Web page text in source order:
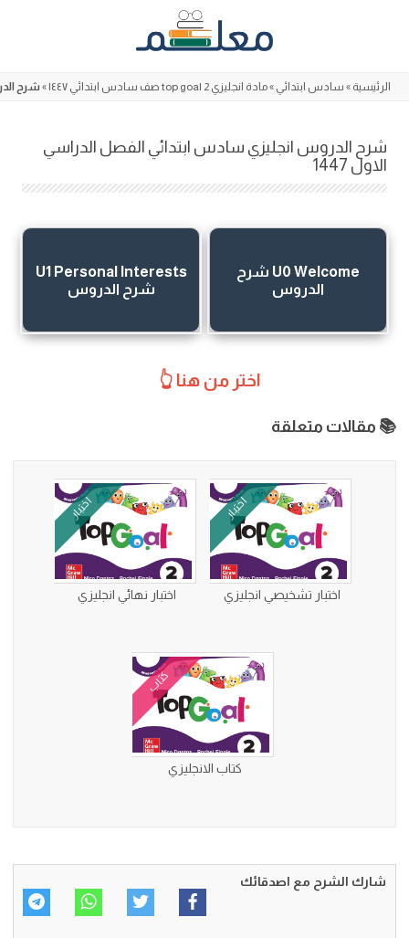
الرئيسية » سادس ابتدائي »مادة انجليزي top goal 2 صف سادس ابتدائي ١٤٤٧ » شرح
شرح الدروس انجليزي سادس ابتدائي الفصل الدراسي
الاول 1447
U0 Welcome شرح
الدروس
U1 Personal Interests
شرح الدروس
اختر من هنا 👆
📚 مقالات متعلقة
اختبار
اختبار تشخيصي انجليزي
اختبار
اختبار نهائي انجليزي
كتاب
كتاب الانجليزي
شارك الشرح مع اصدقائك